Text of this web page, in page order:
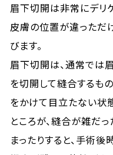
眉下切開は非常にデリ
皮膚の位置が違っただ
びます。
眉下切開は、通常では
を切開して縫合するも
をかけて目立たない状
ところが、縫合が雑だ
まったりすると、手術